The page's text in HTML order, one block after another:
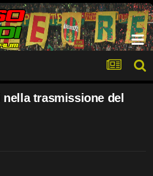
trasmissione del